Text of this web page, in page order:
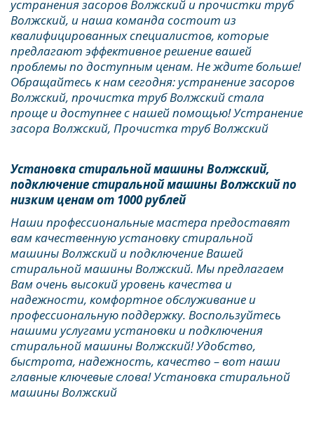
устранения засоров Волжский и прочистки труб
Волжский, и наша команда состоит из
квалифицированных специалистов, которые
предлагают эффективное решение вашей
проблемы по доступным ценам. Не ждите больше!
Обращайтесь к нам сегодня: устранение засоров
Волжский, прочистка труб Волжский стала
проще и доступнее с нашей помощью! Устранение
засора Волжский, Прочистка труб Волжский
Установка стиральной машины Волжский,
подключение стиральной машины Волжский по
низким ценам от 1000 рублей
Наши профессиональные мастера предоставят
вам качественную установку стиральной
машины Волжский и подключение Вашей
стиральной машины Волжский. Мы предлагаем
Вам очень высокий уровень качества и
надежности, комфортное обслуживание и
профессиональную поддержку. Воспользуйтесь
нашими услугами установки и подключения
стиральной машины Волжский! Удобство,
быстрота, надежность, качество – вот наши
главные ключевые слова! Установка стиральной
машины Волжский